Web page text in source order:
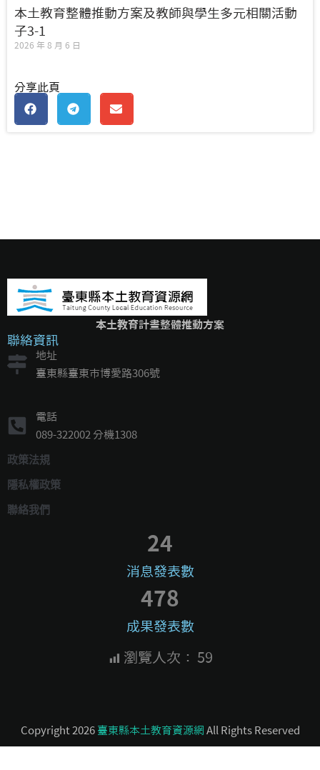
本土教育整體推動方案及教師與學生多元相關活動
子3-1
2026 年 8 月 6 日
分享此頁
本土教育計畫整體推動方案
聯絡資訊
地址
臺東縣臺東市博愛路306號
電話
089-322002 分機1308
政策法規
隱私權政策
聯絡我們
消息發表數
24
成果發表數
478
瀏覽人次： 59
Copyright 2026 臺東縣本土教育資源網 All Rights Reserved